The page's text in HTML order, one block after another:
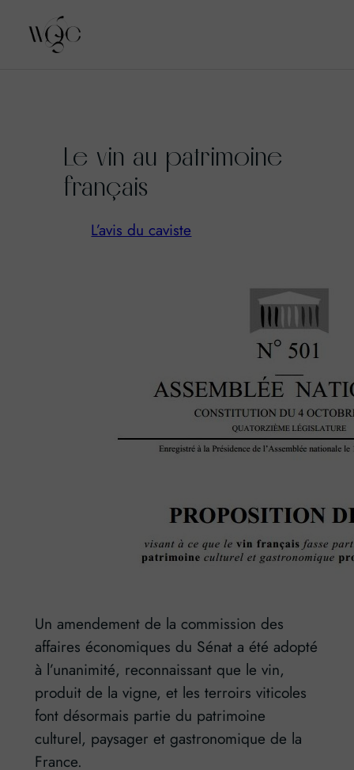
Le vin au patrimoine
français
L’avis du caviste
Un amendement de la commission des
affaires économiques du Sénat a été adopté
à l’unanimité, reconnaissant que le vin,
produit de la vigne, et les terroirs viticoles
font désormais partie du patrimoine
culturel, paysager et gastronomique de la
France.